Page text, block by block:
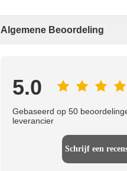
Algemene Beoordeling
5.0
Gebaseerd op 50
leverancier
Schrijf een